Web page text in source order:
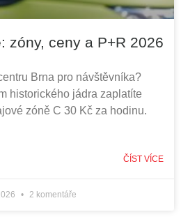
zóny, ceny a P+R 2026
Brna pro návštěvníka?
historického jádra zaplatíte
zóně C 30 Kč za hodinu.
ČÍST VÍCE
2 komentáře